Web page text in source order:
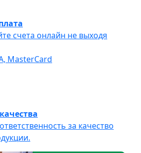
счета онлайн не выходя
MasterCard
за качество